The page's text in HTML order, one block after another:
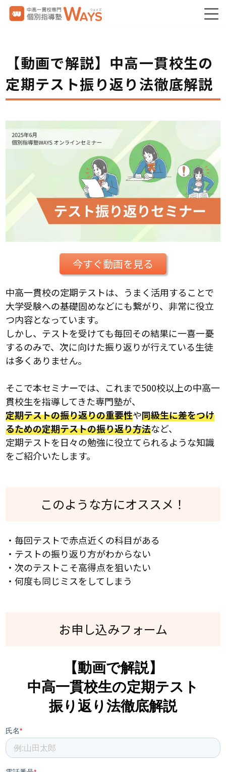
【動画で解説】中高一貫校生の
定期テスト振り返り法徹底解説
今すぐ動画を見る
中高一貫校の定期テストは、うまく活用することで
大学受験への基礎固めなどにも繋がり、非常に役立
つ内容となっています。
しかし、テストを受けても毎回その結果に一喜一憂
するのみで、次に向けた振り返りが行えている生徒
は多くありません。
そこで本セミナーでは、これまで500校以上の中高一
貫校生を指導してきた専門塾が、
定期テストの振り返りの重要性や同級生に差をつけ
るための定期テストの振り返り方法など、
定期テストを日々の勉強に役立てられるような知識
をご紹介いたします。
このような方にオススメ！
・毎回テストで赤点近くの科目がある
・テストの振り返り方がわからない
・次のテストこそ高得点を狙いたい
・何度も同じミスをしてしまう
お申し込みフォーム